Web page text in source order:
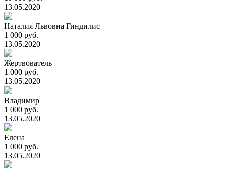
13.05.2020
Наталия Львовна Гиндилис
1 000 руб.
13.05.2020
Жертвователь
1 000 руб.
13.05.2020
Владимир
1 000 руб.
13.05.2020
Елена
1 000 руб.
13.05.2020